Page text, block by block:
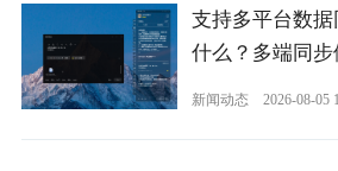
支持多平台数
什么？多端同步
新闻动态 2026-08-05